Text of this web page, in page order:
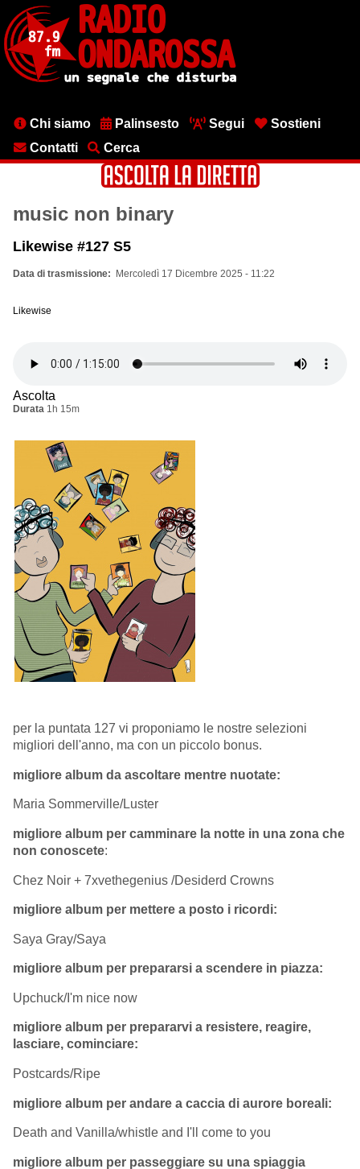
contenuto
principale
MenuChi siamo Palinsesto Segui
Sostieni
Contatti
Cerca
music non binary
Likewise #127 S5
Data di trasmissione Mercoledì 17 Dicembre 2025 - 11:22
Likewise
Ascolta
Durata 1h 15m
per la puntata 127 vi proponiamo le nostre selezioni
migliori dell'anno, ma con un piccolo bonus.
migliore album da ascoltare mentre nuotate:
Maria Sommerville/Luster
migliore album per camminare la notte in una zona che
non conoscete:
Chez Noir + 7xvethegenius /Desiderd Crowns
migliore album per mettere a posto i ricordi:
Saya Gray/Saya
migliore album per prepararsi a scendere in piazza:
Upchuck/I'm nice now
migliore album per prepararvi a resistere, reagire,
lasciare, cominciare:
Postcards/Ripe
migliore album per andare a caccia di aurore boreali:
Death and Vanilla/whistle and I'll come to you
migliore album per passeggiare su una spiaggia